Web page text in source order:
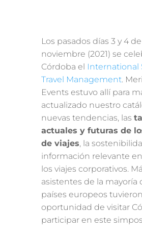
Los pasados días 3 y 4 de
noviembre (2021) se
Córdoba el International
Travel Management.
Events estuvo allí para
actualizado nuestro
nuevas tendencias, las
actuales y futuras de
de viajes, la
información relevante
los viajes corporativos.
asistentes de la mayoría
países europeos
oportunidad de visitar
participar en este